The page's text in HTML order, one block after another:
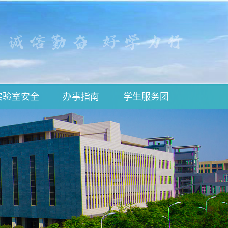
验室安全 办事指南 学生服务团